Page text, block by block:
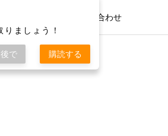
お問い合わせ
ましょう！
後で 購読する